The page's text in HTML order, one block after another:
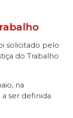
solicitado pelo
do Trabalho
na
ser definida